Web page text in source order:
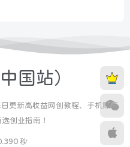
国站）
更新高收益网创教程、手机赚钱
创业指南！
秒